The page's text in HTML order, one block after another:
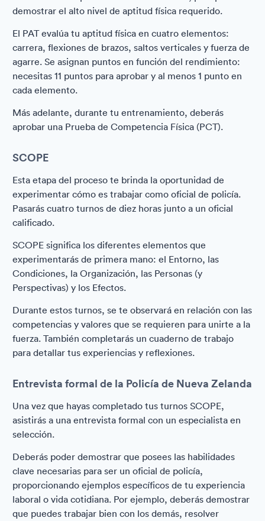
demostrar el alto nivel de aptitud física requerido.
El PAT evalúa tu aptitud física en cuatro elementos:
carrera, flexiones de brazos, saltos verticales y fuerza de
agarre. Se asignan puntos en función del rendimiento:
necesitas 11 puntos para aprobar y al menos 1 punto en
cada elemento.
Más adelante, durante tu entrenamiento, deberás
aprobar una Prueba de Competencia Física (PCT).
SCOPE
Esta etapa del proceso te brinda la oportunidad de
experimentar cómo es trabajar como oficial de policía.
Pasarás cuatro turnos de diez horas junto a un oficial
calificado.
SCOPE significa los diferentes elementos que
experimentarás de primera mano: el Entorno, las
Condiciones, la Organización, las Personas (y
Perspectivas) y los Efectos.
Durante estos turnos, se te observará en relación con las
competencias y valores que se requieren para unirte a la
fuerza. También completarás un cuaderno de trabajo
para detallar tus experiencias y reflexiones.
Entrevista formal de la Policía de Nueva Zelanda
Una vez que hayas completado tus turnos SCOPE,
asistirás a una entrevista formal con un especialista en
selección.
Deberás poder demostrar que posees las habilidades
clave necesarias para ser un oficial de policía,
proporcionando ejemplos específicos de tu experiencia
laboral o vida cotidiana. Por ejemplo, deberás demostrar
que puedes trabajar bien con los demás, resolver